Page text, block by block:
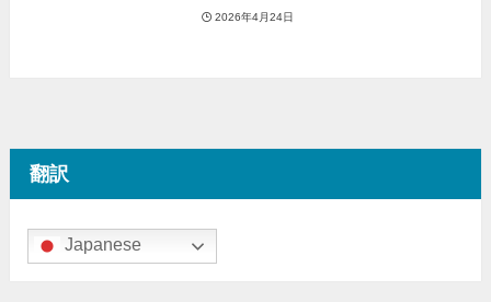
2026年4月24日
翻訳
Japanese